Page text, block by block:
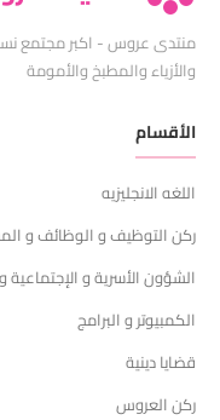
منتدى عروس - اكبر مجتمع
والأزياء والمطبخ والأمومة
الأقسام
اللغه الانجليزيه
ركن التوظيف و الوظائف و
الشؤون الأسرية و الإجتماعية
الكمبيوتر و البرامج
قضايا دينية
ركن العروس